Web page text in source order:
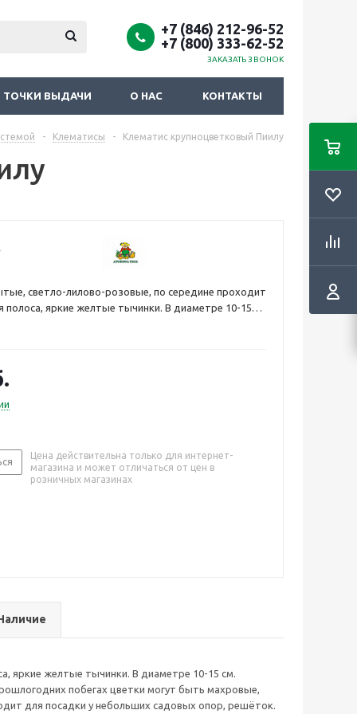
+7 (846) 212-96-52
+7 (800) 333-62-52
ЗАКАЗАТЬ ЗВОНОК
ТОЧКИ ВЫДАЧИ О НАС КОНТАКТЫ
- Клематисы - Клематис крупноцветковый Пиилу
светло-лилово-розовые, по середине проходит
полоса, яркие желтые тычинки. В диаметре 10-15
цветение с июня по сентябрь на
черешками. Подходит для посадки у
опор, решёток. Особенно хорош для
в хорошо освещенных местах, на небольших
Цена действительна только для интернет-
магазина и может отличаться от цен в
розничных магазинах
яркие желтые тычинки. В диаметре 10-15 см.
побегах цветки могут быть махровые,
для посадки у небольших садовых опор, решёток.